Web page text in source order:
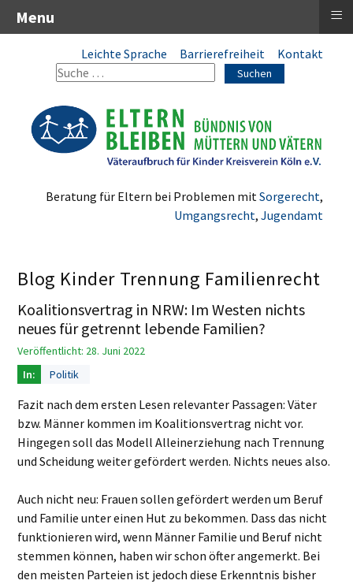
Leichte Sprache Barrierefreiheit Kontakt
Suchen
Beratung für Eltern bei Problemen mit Sorgerecht,
Umgangsrecht, Jugendamt
Blog Kinder Trennung Familienrecht
Koalitionsvertrag in NRW: Im Westen nichts
neues für getrennt lebende Familien?
Veröffentlicht: 28. Juni 2022
Politik
Fazit nach dem ersten Lesen relevanter Passagen: Väter
bzw. Männer kommen im Koalitionsvertrag nicht vor.
Hingegen soll das Modell Alleinerziehung nach Trennung
und Scheidung weiter gefördert werden. Nichts neues also.
Auch nicht neu: Frauen sollen gefördert werden um Beruf
und Familie unter einen Hut zu bekommen. Dass das nicht
funktionieren wird, wenn Männer Familie und Beruf nicht
stemmen können, haben wir schon öfter angemerkt. Bei
den meisten Parteien ist jedoch diese Erkenntnis bisher
Menu ≡